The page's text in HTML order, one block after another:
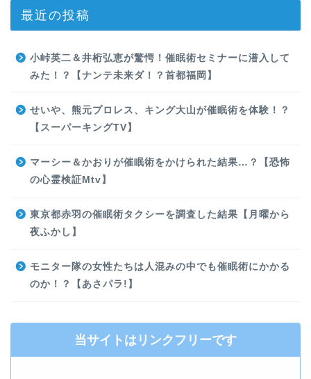
最近の投稿
小峠英二＆井桁弘恵が驚愕！催眠術セミナーに潜入して
みた！？【ナンテ未来ダ！？首都福岡】
せいや、熊元プロレス、キング大山が催眠術を体験！？
【スーパーキングTV】
マーシー＆かおりが催眠術をかけられた結果…？【恐怖
の心霊検証Mtv】
東京都赤羽の催眠術タクシーを調査した結果【月曜から
夜ふかし】
モニター隊の女性たちは人混みの中でも催眠術にかかる
のか！？【あさパラ!】
当サイトはリンクフリーです